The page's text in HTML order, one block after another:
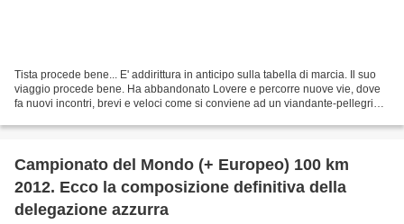
Tista procede bene... E' addirittura in anticipo sulla tabella di marcia. Il suo
viaggio procede bene. Ha abbandonato Lovere e percorre nuove vie, dove
fa nuovi incontri, brevi e veloci come si conviene ad un viandante-pellegrino,
Campionato del Mondo (+ Europeo) 100 km
2012. Ecco la composizione definitiva della
delegazione azzurra